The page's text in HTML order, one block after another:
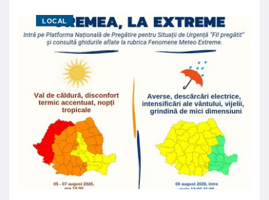
LOCAL